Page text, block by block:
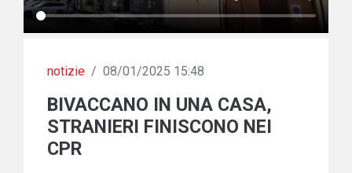
notizie / 08/01/2025 15:48
BIVACCANO IN UNA CASA,
STRANIERI FINISCONO NEI
CPR